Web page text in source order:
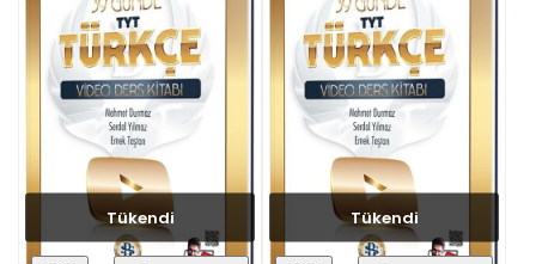
Tükendi Tükendi